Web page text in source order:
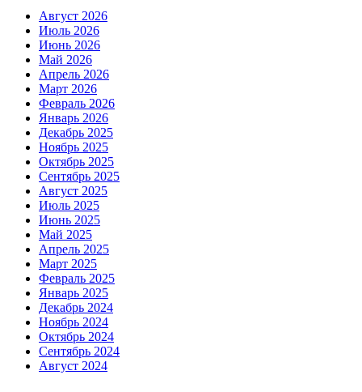
Август 2026
Июль 2026
Июнь 2026
Май 2026
Апрель 2026
Март 2026
Февраль 2026
Январь 2026
Декабрь 2025
Ноябрь 2025
Октябрь 2025
Сентябрь 2025
Август 2025
Июль 2025
Июнь 2025
Май 2025
Апрель 2025
Март 2025
Февраль 2025
Январь 2025
Декабрь 2024
Ноябрь 2024
Октябрь 2024
Сентябрь 2024
Август 2024